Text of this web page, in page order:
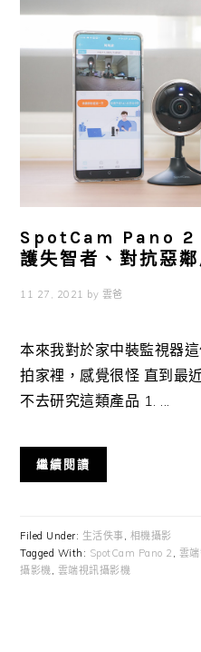
SpotCam Pano 2
護失智者、對抗惡
11 27, 2021 by 雲爸
本來我對於家中裝監視器
拍家裡，感覺很怪 直到最
不去研究這類產品 1. ...
繼續閱讀
Filed Under: 生活佚事, 相機攝影
Tagged With: SpotCam Pano 2 , 雲
攝影機, 雲端視訊攝影機